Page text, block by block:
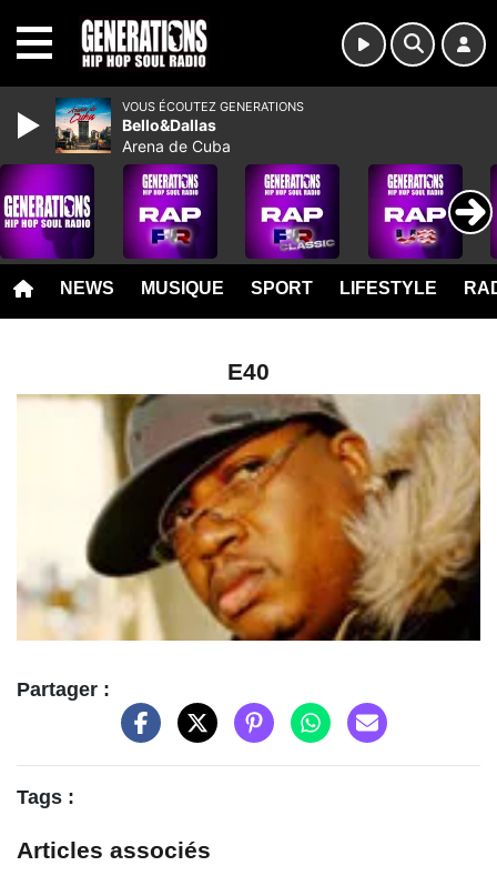
NEWS MUSIQUE SPORT LIFESTYLE
E40
Partager :
Tags :
Articles associés
VOUS ÉCOUTEZ GENERATIONS
Bello&Dallas
Arena de Cuba